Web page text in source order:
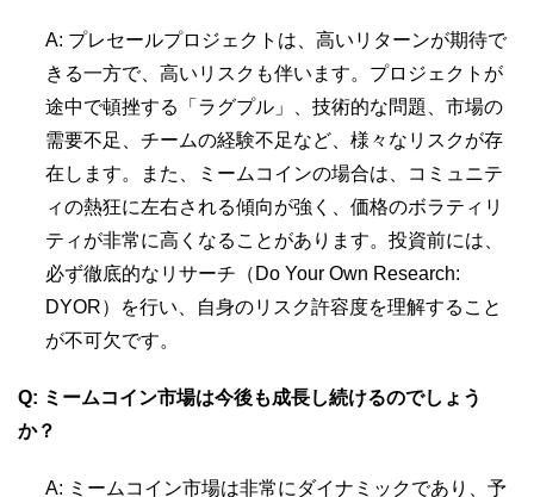
A: プレセールプロジェクトは、高いリターンが期待で
きる一方で、高いリスクも伴います。プロジェクトが
途中で頓挫する「ラグプル」、技術的な問題、市場の
需要不足、チームの経験不足など、様々なリスクが存
在します。また、ミームコインの場合は、コミュニテ
ィの熱狂に左右される傾向が強く、価格のボラティリ
ティが非常に高くなることがあります。投資前には、
必ず徹底的なリサーチ（Do Your Own Research:
DYOR）を行い、自身のリスク許容度を理解すること
が不可欠です。
Q: ミームコイン市場は今後も成長し続けるのでしょう
か？
A: ミームコイン市場は非常にダイナミックであり、予